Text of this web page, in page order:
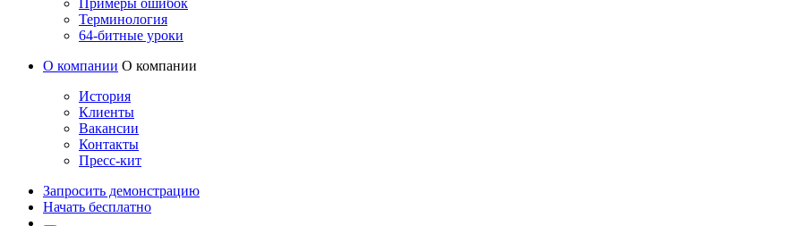
Примеры ошибок
Терминология
64-битные уроки
О компании О компании
История
Клиенты
Вакансии
Контакты
Пресс-кит
Запросить демонстрацию
Начать бесплатно